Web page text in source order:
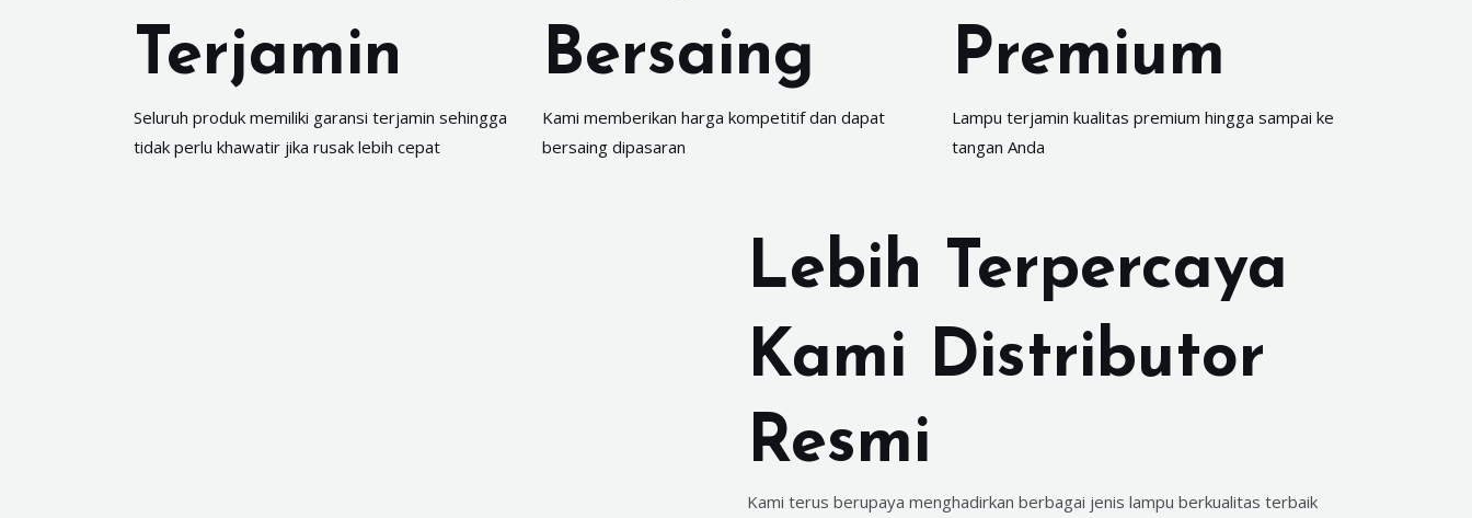
Terjamin
Seluruh produk memiliki garansi terjamin sehingga
tidak perlu khawatir jika rusak lebih cepat
Bersaing
Kami memberikan harga kompetitif dan dapat
bersaing dipasaran
Premium
Lampu terjamin kualitas premium hingga sampai ke
tangan Anda
Lebih Terpercaya
Kami Distributor
Resmi
Kami terus berupaya menghadirkan berbagai jenis lampu berkualitas terbaik